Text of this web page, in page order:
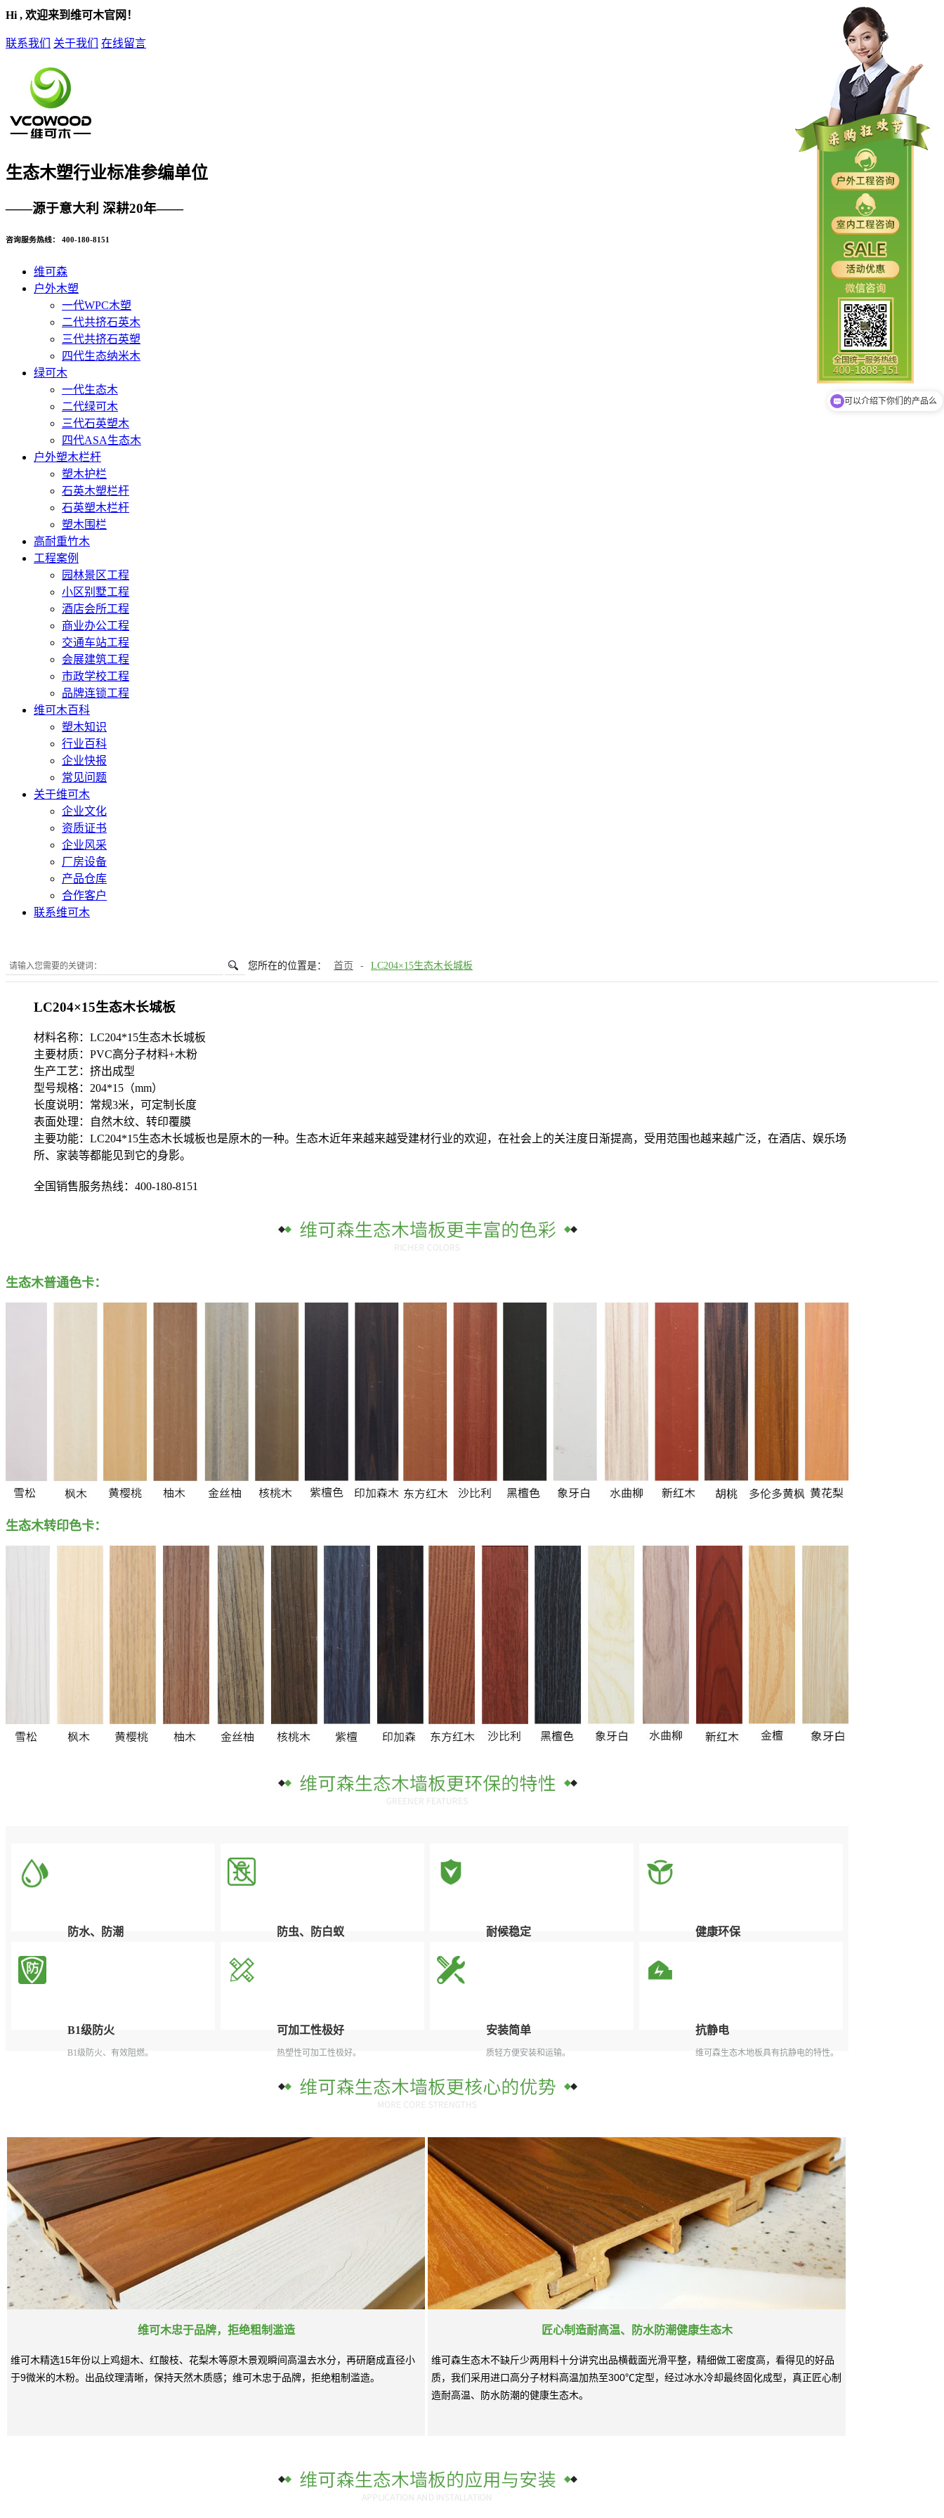
Hi , 欢迎来到维可木官网！
联系我们 关于我们 在线留言
生态木塑行业标准参编单位
——源于意大利 深耕20年——
咨询服务热线： 400-180-8151
维可森
户外木塑
一代WPC木塑
二代共挤石英木
三代共挤石英塑
四代生态纳米木
绿可木
一代生态木
二代绿可木
三代石英塑木
四代ASA生态木
户外塑木栏杆
塑木护栏
石英木塑栏杆
石英塑木栏杆
塑木围栏
高耐重竹木
工程案例
园林景区工程
小区别墅工程
酒店会所工程
商业办公工程
交通车站工程
会展建筑工程
市政学校工程
品牌连锁工程
维可木百科
塑木知识
行业百科
企业快报
常见问题
关于维可木
企业文化
资质证书
企业风采
厂房设备
产品仓库
合作客户
联系维可木
您所在的位置是： 首页 - LC204×15生态木长城板
LC204×15生态木长城板
材料名称：LC204*15生态木长城板
主要材质：PVC高分子材料+木粉
生产工艺：挤出成型
型号规格：204*15（mm）
长度说明：常规3米，可定制长度
表面处理：自然木纹、转印覆膜
主要功能：LC204*15生态木长城板也是原木的一种。生态木近年来越来越受建材行业的欢迎，在社会上的关注度日渐提高，受用范围也越来越广泛，在酒店、娱乐场
所、家装等都能见到它的身影。
全国销售服务热线： 400-180-8151
生态木普通色卡：
生态木转印色卡：
防水、防潮 防虫、防白蚁 耐候稳定 健康环保
B1级防火
B1级防火、有效阻燃。
可加工性极好
热塑性可加工性极好。
安装简单
质轻方便安装和运输。
抗静电
维可森生态木地板具有抗静电的特性。
维可木忠于品牌，拒绝粗制滥造
维可木精选15年份以上鸡翅木、红酸枝、花梨木等原木景观瞬间高温去水分，再研磨成直径小
于9微米的木粉。出品纹理清晰，保持天然木质感；维可木忠于品牌，拒绝粗制滥造。
匠心制造耐高温、防水防潮健康生态木
维可森生态木不缺斤少两用料十分讲究出品横截面光滑平整，精细做工密度高，看得见的好品
质，我们采用进口高分子材料高温加热至300℃定型，经过冰水冷却最终固化成型，真正匠心制
造耐高温、防水防潮的健康生态木。
你们是怎么收费的呢